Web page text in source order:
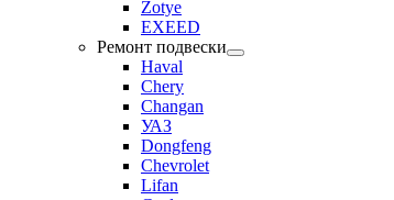
Zotye
EXEED
Ремонт подвески
Haval
Chery
Changan
УАЗ
Dongfeng
Chevrolet
Lifan